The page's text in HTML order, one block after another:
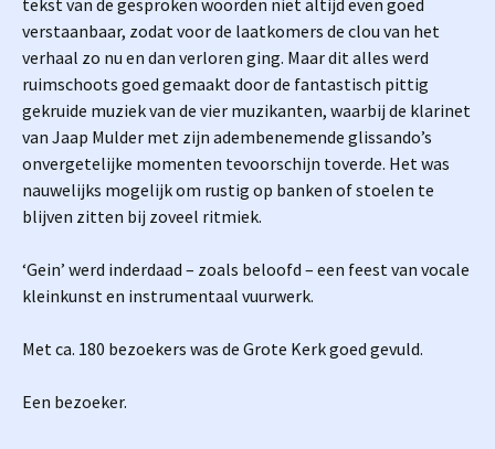
tekst van de gesproken woorden niet altijd even goed
verstaanbaar, zodat voor de laatkomers de clou van het
verhaal zo nu en dan verloren ging. Maar dit alles werd
ruimschoots goed gemaakt door de fantastisch pittig
gekruide muziek van de vier muzikanten, waarbij de klarinet
van Jaap Mulder met zijn adembenemende glissando’s
onvergetelijke momenten tevoorschijn toverde. Het was
nauwelijks mogelijk om rustig op banken of stoelen te
blijven zitten bij zoveel ritmiek.
‘Gein’ werd inderdaad – zoals beloofd – een feest van vocale
kleinkunst en instrumentaal vuurwerk.
Met ca. 180 bezoekers was de Grote Kerk goed gevuld.
Een bezoeker.